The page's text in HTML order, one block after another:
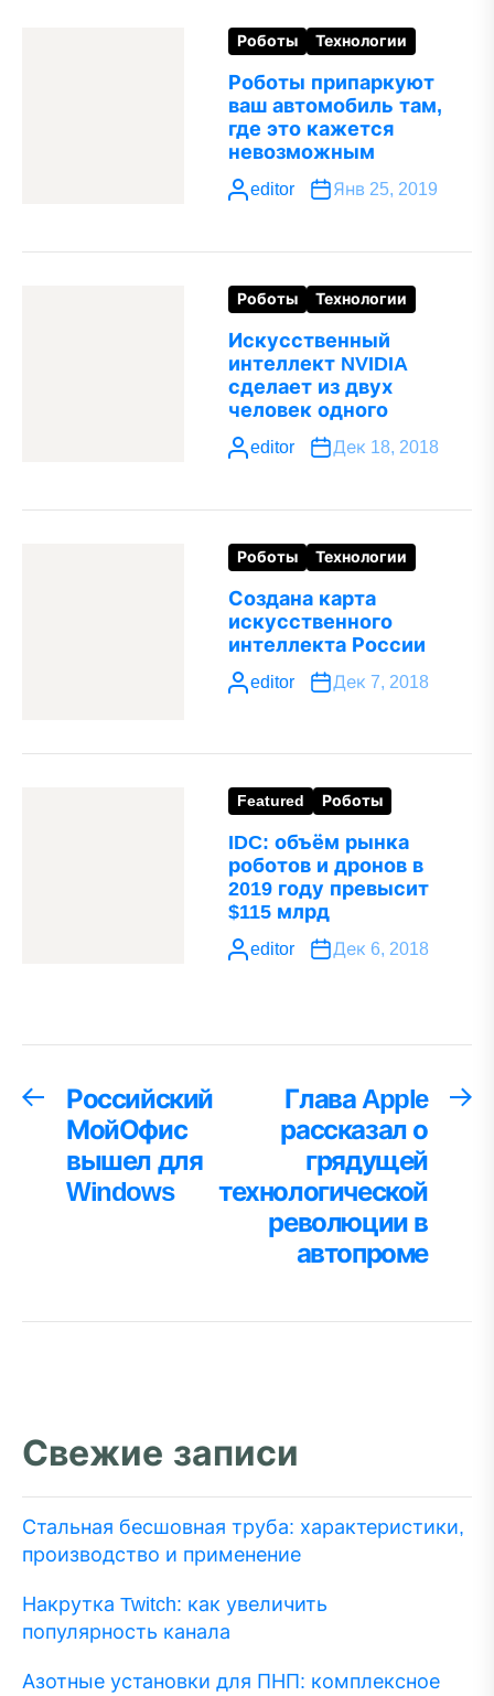
Роботы Технологии
Роботы припаркуют
ваш автомобиль там,
где это кажется
невозможным
editor Янв 25, 2019
Роботы Технологии
Искусственный
интеллект NVIDIA
сделает из двух
человек одного
editor Дек 18, 2018
Роботы Технологии
Создана карта
искусственного
интеллекта России
editor Дек 7, 2018
Featured Роботы
IDC: объём рынка
роботов и дронов в
2019 году превысит
$115 млрд
editor Дек 6, 2018
Навигация
записям
Предыдущая
запись:
Российский
МойОфис
вышел для
Windows
Глава Apple
рассказал о
грядущей
технологической
революции в
автопроме
Свежие записи
Стальная бесшовная труба: характеристики,
производство и применение
Накрутка Twitch: как увеличить
популярность канала
Азотные установки для ПНП: комплексное